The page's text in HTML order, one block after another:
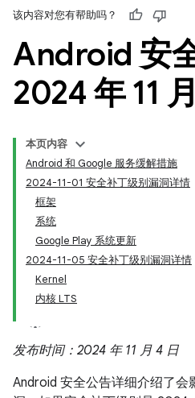
该内容对您有帮助吗？
Android 安
2024 年 11 月
本页内容
Android 和 Google 服务缓解措施
2024-11-01 安全补丁级别漏洞详情
框架
系统
Google Play 系统更新
2024-11-05 安全补丁级别漏洞详情
Kernel
内核 LTS
发布时间：2024 年 11 月 4 日
Android 安全公告详细介绍了会